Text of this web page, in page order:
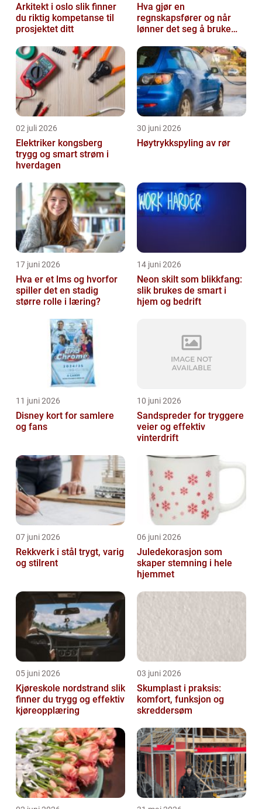
Arkitekt i oslo slik finner
du riktig kompetanse til
prosjektet ditt
Hva gjør en
regnskapsfører og når
lønner det seg å bruke
02 juli 2026
Elektriker kongsberg
trygg og smart strøm i
hverdagen
30 juni 2026
Høytrykkspyling av rør
17 juni 2026
Hva er et lms og hvorfor
spiller det en stadig
større rolle i læring?
14 juni 2026
Neon skilt som blikkfang:
slik brukes de smart i
hjem og bedrift
11 juni 2026
Disney kort for samlere
og fans
10 juni 2026
Sandspreder for tryggere
veier og effektiv
vinterdrift
07 juni 2026
Rekkverk i stål trygt, varig
og stilrent
06 juni 2026
Juledekorasjon som
skaper stemning i hele
hjemmet
05 juni 2026
Kjøreskole nordstrand slik
finner du trygg og effektiv
kjøreopplæring
03 juni 2026
Skumplast i praksis:
komfort, funksjon og
skreddersøm